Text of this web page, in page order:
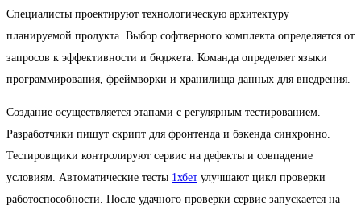
Специалисты проектируют технологическую архитектуру
планируемой продукта. Выбор софтверного комплекта определяется от
запросов к эффективности и бюджета. Команда определяет языки
программирования, фреймворки и хранилища данных для внедрения.
Создание осуществляется этапами с регулярным тестированием.
Разработчики пишут скрипт для фронтенда и бэкенда синхронно.
Тестировщики контролируют сервис на дефекты и совпадение
условиям. Автоматические тесты 1хбет улучшают цикл проверки
работоспособности. После удачного проверки сервис запускается на